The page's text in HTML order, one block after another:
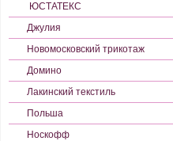
ЮСТАТЕКС
Джулия
Новомосковский трикотаж
Домино
Лакинский текстиль
Польша
Носкофф